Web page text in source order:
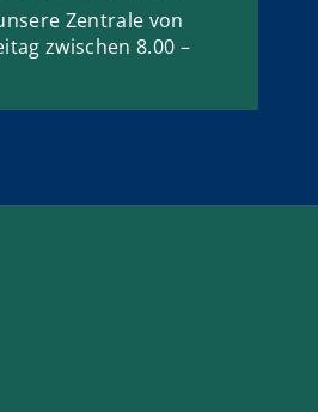
Zentrale von
zwischen 8.00 –